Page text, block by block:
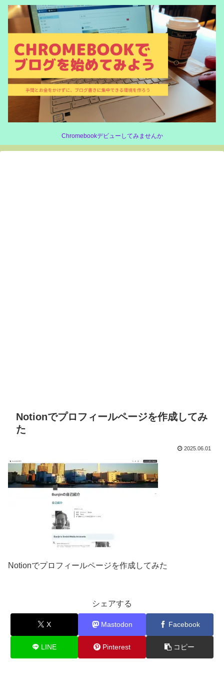
Chromebookデビューしてみませんか
Notionでプロフィールページを作成してみ
た
2025.06.01
Notionでプロフィールページを作成してみた
シェアする
X Mastodon Facebook
LINE Pinterest コピー